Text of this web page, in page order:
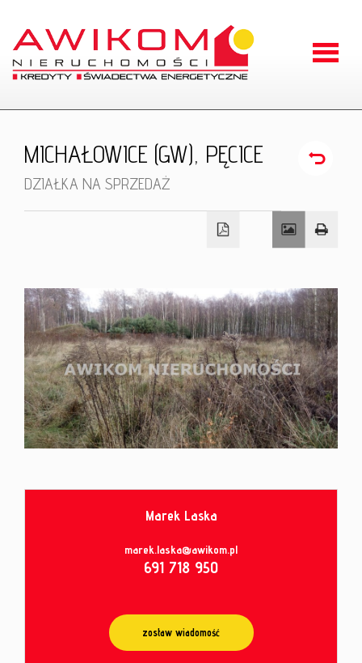
RODO
od
umowy
MICHAŁOWICE (GW), PĘCICE
DZIAŁKA NA SPRZEDAŻ
Marek Laska
marek.laska@awikom.pl
691 718 950
zostaw wiadomość